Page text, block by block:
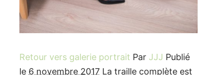
Retour vers galerie portrait Par JJJ Publié
le 6 novembre 2017 La traille complète est